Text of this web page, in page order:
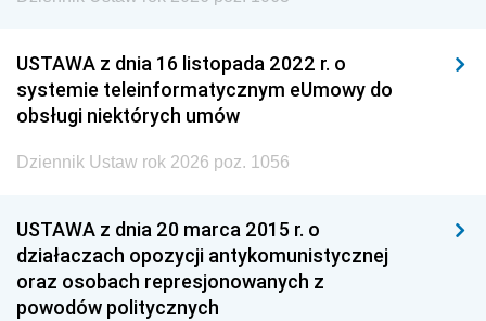
USTAWA z dnia 16 listopada 2022 r. o
systemie teleinformatycznym eUmowy do
obsługi niektórych umów
Dziennik Ustaw rok 2026 poz. 1056
USTAWA z dnia 20 marca 2015 r. o
działaczach opozycji antykomunistycznej
oraz osobach represjonowanych z
powodów politycznych